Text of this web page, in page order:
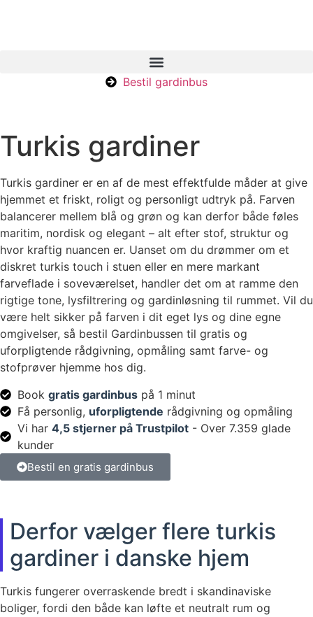
Bestil gardinbus
Turkis gardiner
Turkis gardiner er en af de mest effektfulde måder at give
hjemmet et friskt, roligt og personligt udtryk på. Farven
balancerer mellem blå og grøn og kan derfor både føles
maritim, nordisk og elegant – alt efter stof, struktur og
hvor kraftig nuancen er. Uanset om du drømmer om et
diskret turkis touch i stuen eller en mere markant
farveflade i soveværelset, handler det om at ramme den
rigtige tone, lysfiltrering og gardinløsning til rummet. Vil du
være helt sikker på farven i dit eget lys og dine egne
omgivelser, så bestil Gardinbussen til gratis og
uforpligtende rådgivning, opmåling samt farve- og
stofprøver hjemme hos dig.
Book gratis gardinbus på 1 minut
Få personlig, uforpligtende rådgivning og opmåling
Vi har 4,5 stjerner på Trustpilot - Over 7.359 glade
kunder
Bestil en gratis gardinbus
Derfor vælger flere turkis
gardiner i danske hjem
Turkis fungerer overraskende bredt i skandinaviske
boliger, fordi den både kan løfte et neutralt rum og